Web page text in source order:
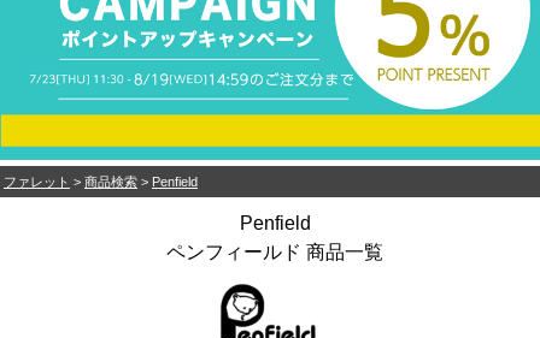
ファレット > 商品検索 > Penfield
Penfield
ペンフィールド 商品一覧